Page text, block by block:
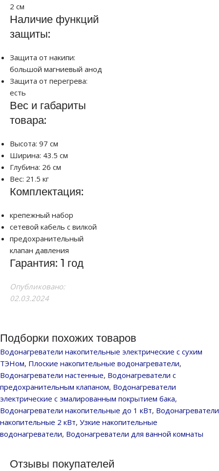
2 см
Наличие функций
защиты:
Защита от накипи:
большой магниевый анод
Защита от перегрева:
есть
Вес и габариты
товара:
Высота: 97 см
Ширина: 43.5 см
Глубина: 26 см
Вес: 21.5 кг
Комплектация:
крепежный набор
сетевой кабель с вилкой
предохранительный
клапан давления
Гарантия: 1 год
Опубликовано:
02.03.2024
Подборки похожих товаров
Водонагреватели накопительные электрические с сухим
ТЭНом, Плоские накопительные водонагреватели,
Водонагреватели настенные, Водонагреватели с
предохранительным клапаном, Водонагреватели
электрические с эмалированным покрытием бака,
Водонагреватели накопительные до 1 кВт, Водонагреватели
накопительные 2 кВт, Узкие накопительные
водонагреватели, Водонагреватели для ванной комнаты
Отзывы покупателей